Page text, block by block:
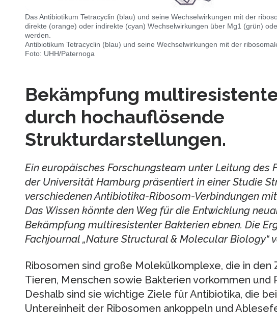
Das Antibiotikum Tetracyclin (blau) und seine Wechselwirkungen mit der
direkte (orange) oder indirekte (cyan) Wechselwirkungen über Mg1 (grün)
werden.
Antibiotikum Tetracyclin (blau) und seine Wechselwirkungen mit der
Foto: UHH/Paternoga
Bekämpfung
durch hochauflösende
Strukturdarstellungen.
Ein europäisches Forschungsteam unter Leitung des
der Universität Hamburg präsentiert in einer Studie
verschiedenen Antibiotika-Ribosom-Verbindungen
Das Wissen könnte den Weg für die Entwicklung
Bekämpfung multiresistenter Bakterien ebnen. Die
Fachjournal „Nature Structural & Molecular Biology“
Ribosomen sind große Molekülkomplexe, die in den
Tieren, Menschen sowie Bakterien vorkommen und
Deshalb sind sie wichtige Ziele für Antibiotika, die
Untereinheit der Ribosomen ankoppeln und